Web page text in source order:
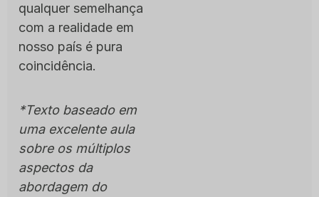
qualquer semelhança
com a realidade em
nosso país é pura
coincidência.
*Texto baseado em
uma excelente aula
sobre os múltiplos
aspectos da
abordagem do